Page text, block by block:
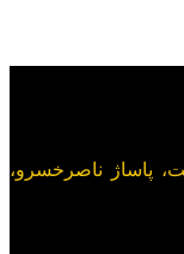
پاساژ ناصرخسرو،